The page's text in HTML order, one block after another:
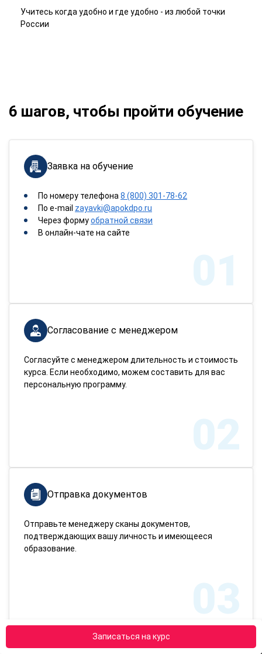
Записаться на курс
Учитесь когда удобно и где удобно - из любой точки
России
6 шагов, чтобы пройти обучение
Заявка на обучение
По номеру телефона 8 (800) 301-78-62
По e-mail zayavki@apokdpo.ru
Через формуобратной связи
В онлайн-чате на сайте
01
Согласование с менеджером
Согласуйте с менеджером длительность и стоимость
курса. Если необходимо, можем составить для вас
персональную программу.
02
Отправка документов
Отправьте менеджеру сканы документов,
подтверждающих вашу личность и имеющееся
образование.
03